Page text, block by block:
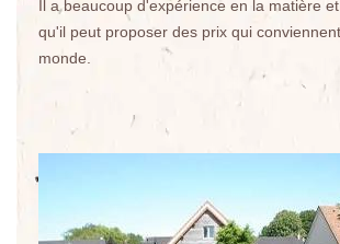
Il a beaucoup d'expérience en la matière
qu'il peut proposer des prix qui
monde.